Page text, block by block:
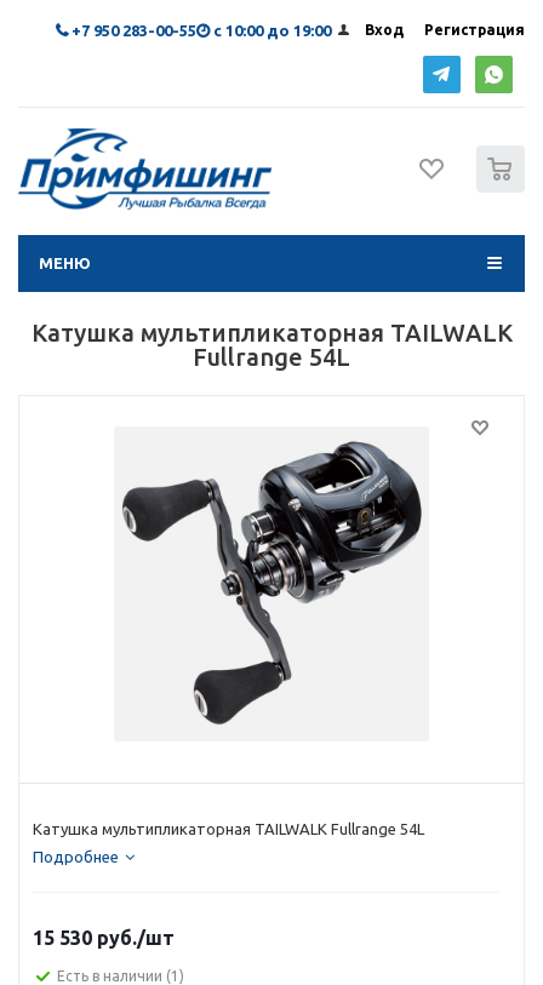
Вход Регистрация
+7 950 283-00-55 с 10:00 до 19:00
МЕНЮ
Катушка мультипликаторная TAILWALK
Fullrange 54L
Катушка мультипликаторная TAILWALK Fullrange 54L
Подробнее
15 530 руб./шт
Есть в наличии (1)